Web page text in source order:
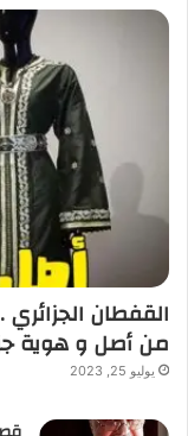
القفطان
من أصل و هوية
يوليو 25, 2023